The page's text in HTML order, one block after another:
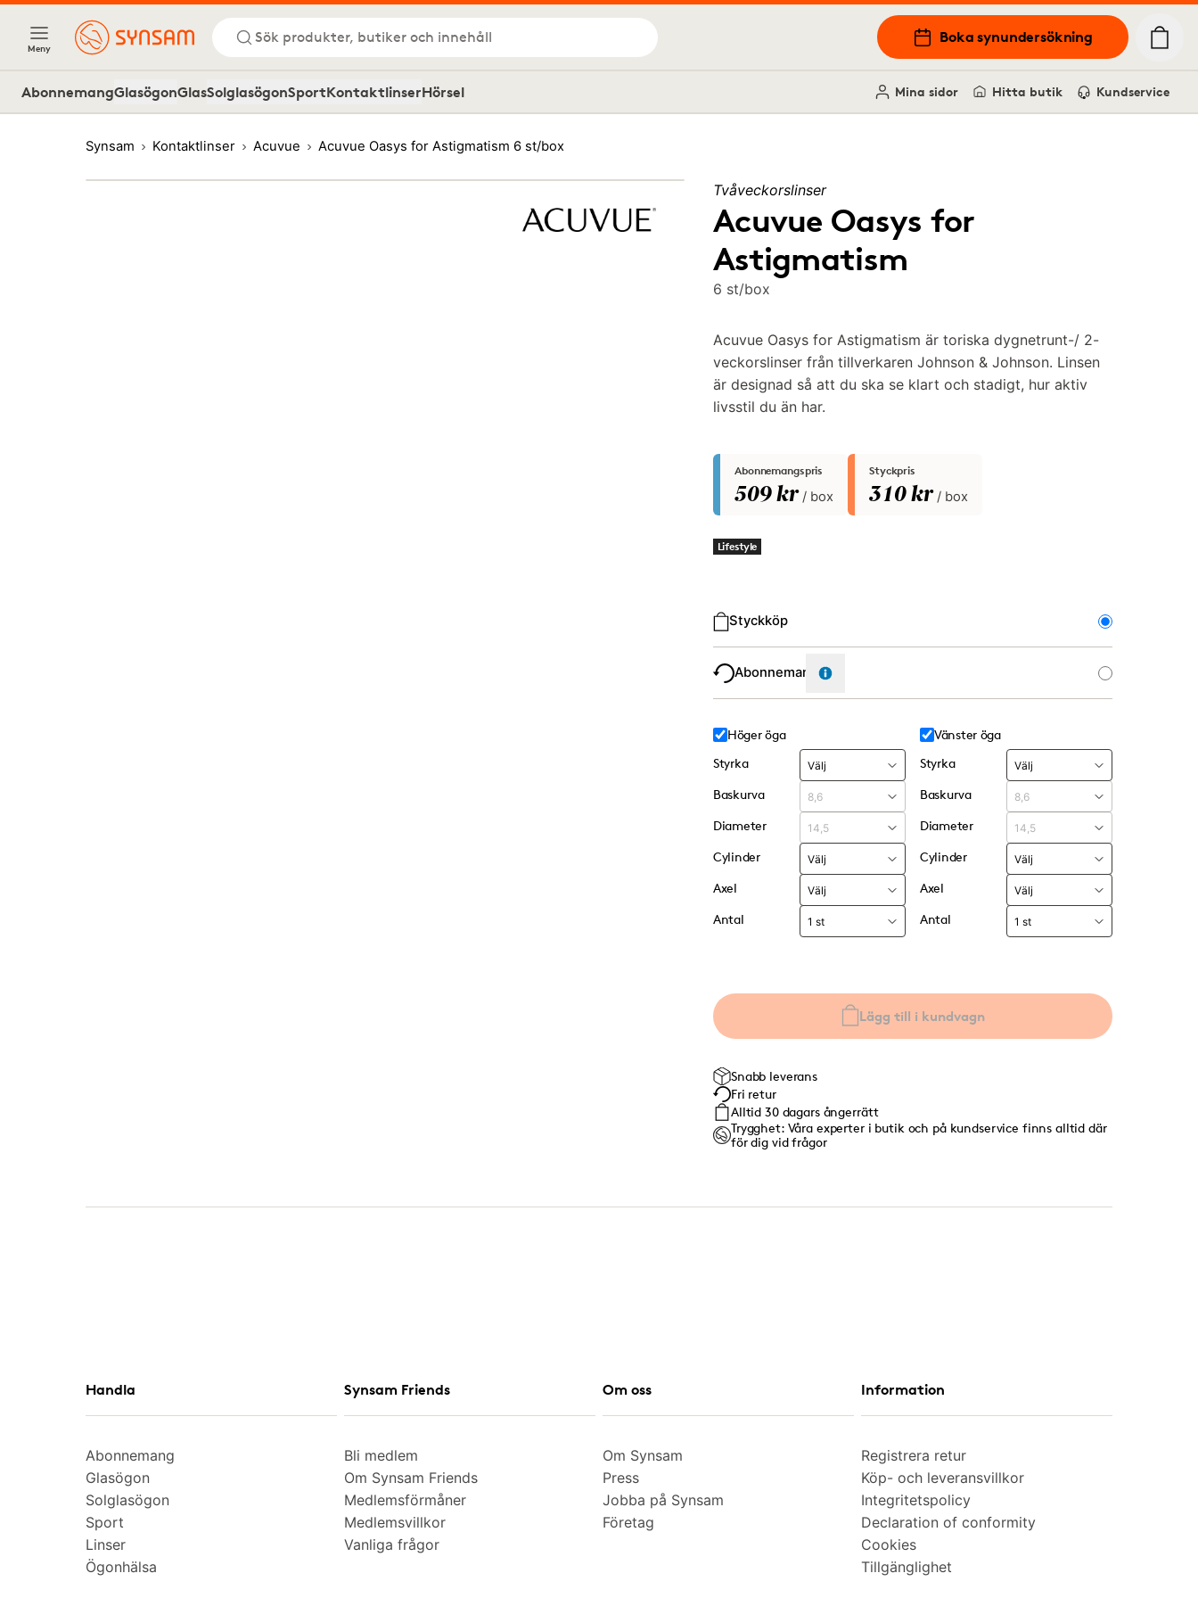
Meny
Sök produkter, butiker och innehåll Boka synundersökning
AbonnemangGlasögonGlasSolglasögonSportKontaktlinserHörsel Mina sidor Hitta butik Kundservice
Synsam Kontaktlinser Acuvue Acuvue Oasys for Astigmatism 6 st/box
Tvåveckorslinser
Acuvue Oasys for
Astigmatism
6 st/box
Acuvue Oasys for Astigmatism är toriska dygnetrunt-/ 2-
veckorslinser från tillverkaren Johnson & Johnson. Linsen
är designad så att du ska se klart och stadigt, hur aktiv
livsstil du än har.
Abonnemangspris
509 kr / box
Styckpris
310 kr / box
Lifestyle
Styckköp
Abonnemang
Höger öga
Styrka
Baskurva
Diameter
Cylinder
Axel
Antal
Vänster öga
Styrka
Baskurva
Diameter
Cylinder
Axel
Antal
Lägg till i kundvagn
Snabb leverans
Fri retur
Alltid 30 dagars ångerrätt
Trygghet: Våra experter i butik och på kundservice finns alltid där
för dig vid frågor
Handla
Abonnemang
Glasögon
Solglasögon
Sport
Linser
Ögonhälsa
Synsam Friends
Bli medlem
Om Synsam Friends
Medlemsförmåner
Medlemsvillkor
Vanliga frågor
Om oss
Om Synsam
Press
Jobba på Synsam
Företag
Information
Registrera retur
Köp- och leveransvillkor
Integritetspolicy
Declaration of conformity
Cookies
Tillgänglighet